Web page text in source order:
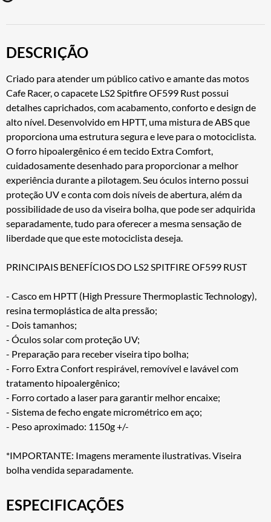
DESCRIÇÃO
Criado para atender um público cativo e amante das motos
Cafe Racer, o capacete LS2 Spitfire OF599 Rust possui
detalhes caprichados, com acabamento, conforto e design de
alto nível. Desenvolvido em HPTT, uma mistura de ABS que
proporciona uma estrutura segura e leve para o motociclista.
O forro hipoalergênico é em tecido Extra Comfort,
cuidadosamente desenhado para proporcionar a melhor
experiência durante a pilotagem. Seu óculos interno possui
proteção UV e conta com dois níveis de abertura, além da
possibilidade de uso da viseira bolha, que pode ser adquirida
separadamente, tudo para oferecer a mesma sensação de
liberdade que que este motociclista deseja.
PRINCIPAIS BENEFÍCIOS DO LS2 SPITFIRE OF599 RUST
- Casco em HPTT (High Pressure Thermoplastic Technology),
resina termoplástica de alta pressão;
- Dois tamanhos;
- Óculos solar com proteção UV;
- Preparação para receber viseira tipo bolha;
- Forro Extra Confort respirável, removível e lavável com
tratamento hipoalergênico;
- Forro cortado a laser para garantir melhor encaixe;
- Sistema de fecho engate micrométrico em aço;
- Peso aproximado: 1150g +/-
*IMPORTANTE: Imagens meramente ilustrativas. Viseira
bolha vendida separadamente.
ESPECIFICAÇÕES